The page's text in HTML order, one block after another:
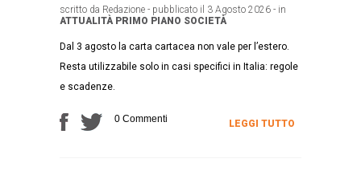
scritto da Redazione - pubblicato il 3 Agosto 2026 - in
ATTUALITÀ PRIMO PIANO SOCIETÀ
Dal 3 agosto la carta cartacea non vale per l’estero.
Resta utilizzabile solo in casi specifici in Italia: regole
e scadenze.
0 Commenti LEGGI TUTTO